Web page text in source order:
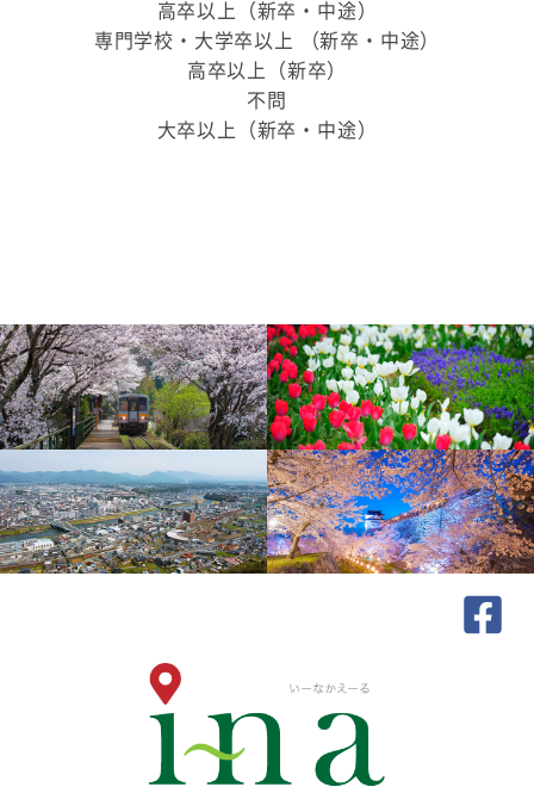
高卒以上（新卒・中途）
専門学校・大学卒以上 （新卒・中途）
高卒以上（新卒）
不問
大卒以上（新卒・中途）